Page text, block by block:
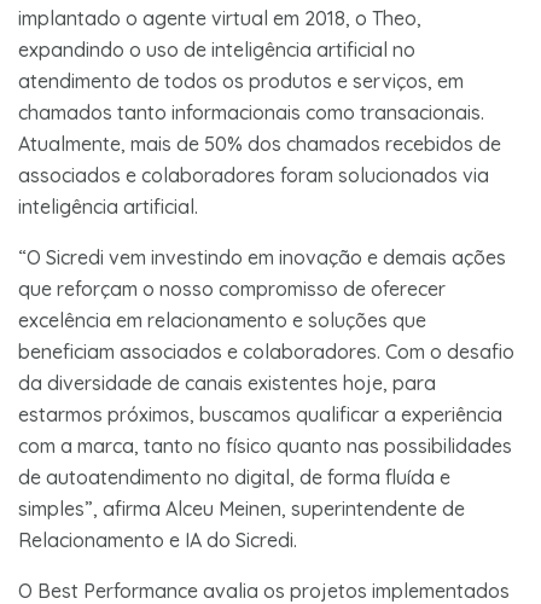
implantado o agente virtual em 2018, o Theo,
expandindo o uso de inteligência artificial no
atendimento de todos os produtos e serviços, em
chamados tanto informacionais como transacionais.
Atualmente, mais de 50% dos chamados recebidos de
associados e colaboradores foram solucionados via
inteligência artificial.
“O Sicredi vem investindo em inovação e demais ações
que reforçam o nosso compromisso de oferecer
excelência em relacionamento e soluções que
beneficiam associados e colaboradores. Com o desafio
da diversidade de canais existentes hoje, para
estarmos próximos, buscamos qualificar a experiência
com a marca, tanto no físico quanto nas possibilidades
de autoatendimento no digital, de forma fluída e
simples”, afirma Alceu Meinen, superintendente de
Relacionamento e IA do Sicredi.
O Best Performance avalia os projetos implementados